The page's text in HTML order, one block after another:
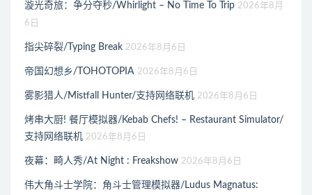
漩光奇旅：争分夺秒/Whirlight – No Time To Trip 2026年8月
6日
指尖碎裂/Typing Break 2026年8月6日
帝国幻想乡/TOHOTOPIA 2026年8月6日
雾影猎人/Mistfall Hunter/支持网络联机 2026年8月6日
烤串大厨! 餐厅模拟器/Kebab Chefs! – Restaurant Simulator/
支持网络联机 2026年8月6日
夜幕：畸人秀/At Night : Freakshow 2026年8月6日
伟大角斗士学院：角斗士管理模拟器/Ludus Magnatus: